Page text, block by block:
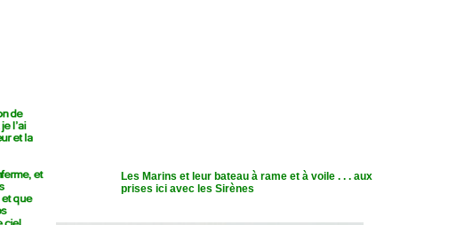
Les Marins et leur bateau à rame et à voile . . . aux
prises ici avec les Sirènes